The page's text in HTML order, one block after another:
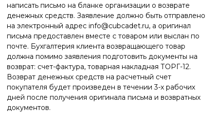
написать письмо на бланке организации о возврате
денежных средств. Заявление должно быть отправлено
на электронный адрес info@cubcadet.ru, а оригинал
письма предоставлен вместе с товаром или выслан по
почте. Бухгалтерия клиента возвращающего товар
должна помимо заявления подготовить документы на
возврат: счет-фактура, товарная накладная ТОРГ-12.
Возврат денежных средств на расчетный счет
покупателя будет произведен в течении 3-х рабочих
дней после получения оригинала письма и возвратных
документов.